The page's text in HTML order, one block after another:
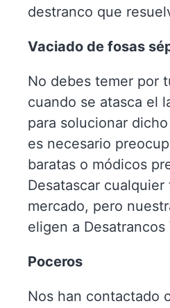
destranco que
Vaciado de fosas
No debes temer por
cuando se atasca el
para solucionar
es necesario
baratas o módicos
Desatascar
mercado, pero
eligen a Desatrancos
Poceros
Nos han contactado